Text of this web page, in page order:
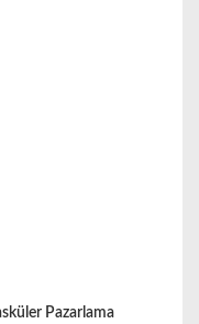
Pazarlama